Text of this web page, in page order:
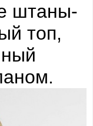
штаны-
топ,